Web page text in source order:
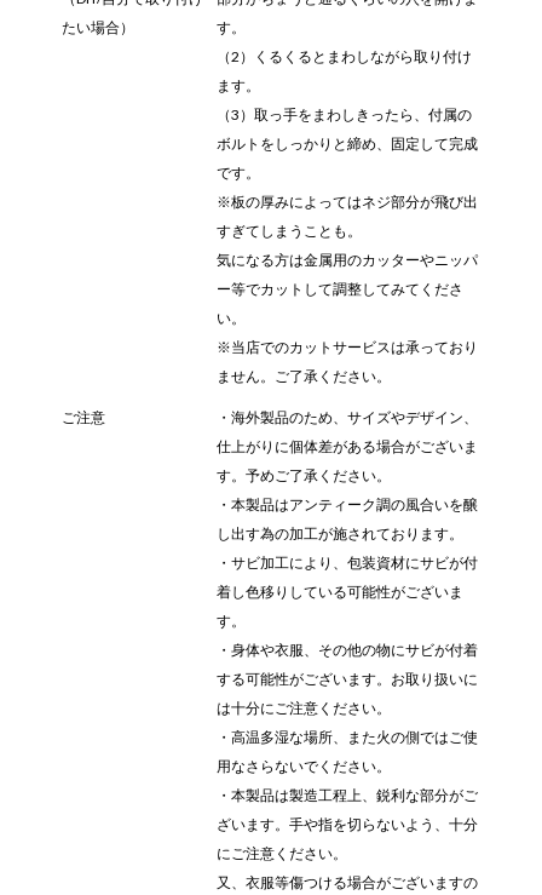
たい場合）
す。
（2）くるくるとまわしながら取り付け
ます。
（3）取っ手をまわしきったら、付属の
ボルトをしっかりと締め、固定して完成
です。
※板の厚みによってはネジ部分が飛び出
すぎてしまうことも。
気になる方は金属用のカッターやニッパ
ー等でカットして調整してみてくださ
い。
※当店でのカットサービスは承っており
ません。ご了承ください。
ご注意
・海外製品のため、サイズやデザイン、
仕上がりに個体差がある場合がございま
す。予めご了承ください。
・本製品はアンティーク調の風合いを醸
し出す為の加工が施されております。
・サビ加工により、包装資材にサビが付
着し色移りしている可能性がございま
す。
・身体や衣服、その他の物にサビが付着
する可能性がございます。お取り扱いに
は十分にご注意ください。
・高温多湿な場所、また火の側ではご使
用なさらないでください。
・本製品は製造工程上、鋭利な部分がご
ざいます。手や指を切らないよう、十分
にご注意ください。
又、衣服等傷つける場合がございますの